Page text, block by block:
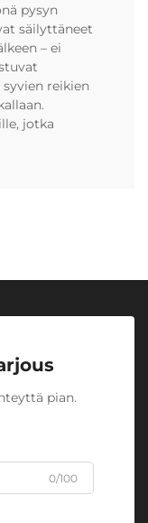
pysyn
säilyttäneet
– ei
reikien
jotka
pian.
0/100